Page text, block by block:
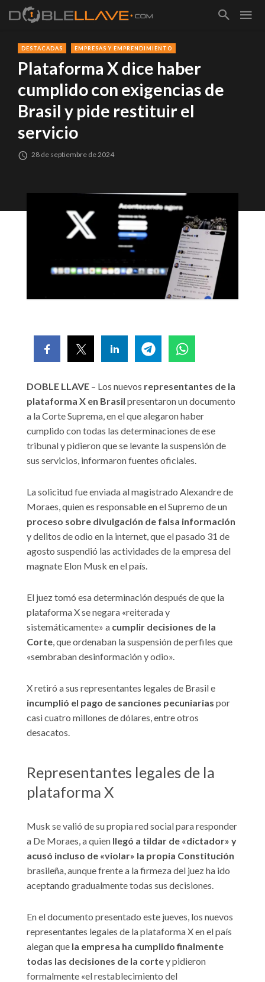
DESTACADAS EMPRESAS Y EMPRENDIMIENTO
Plataforma X dice haber
cumplido con exigencias de
Brasil y pide restituir el
servicio
28 de septiembre de 2024
DOBLE LLAVE – Los nuevos representantes de la
plataforma X en Brasil presentaron un documento
a la Corte Suprema, en el que alegaron haber
cumplido con todas las determinaciones de ese
tribunal y pidieron que se levante la suspensión de
sus servicios, informaron fuentes oficiales.
La solicitud fue enviada al magistrado Alexandre de
Moraes, quien es responsable en el Supremo de un
proceso sobre divulgación de falsa información
y delitos de odio en la internet, que el pasado 31 de
agosto suspendió las actividades de la empresa del
magnate Elon Musk en el país.
El juez tomó esa determinación después de que la
plataforma X se negara «reiterada y
sistemáticamente» a cumplir decisiones de la
Corte, que ordenaban la suspensión de perfiles que
«sembraban desinformación y odio».
X retiró a sus representantes legales de Brasil e
incumplió el pago de sanciones pecuniarias por
casi cuatro millones de dólares, entre otros
desacatos.
Representantes legales de la
plataforma X
Musk se valió de su propia red social para responder
a De Moraes, a quien llegó a tildar de «dictador» y
acusó incluso de «violar» la propia Constitución
brasileña, aunque frente a la firmeza del juez ha ido
aceptando gradualmente todas sus decisiones.
En el documento presentado este jueves, los nuevos
representantes legales de la plataforma X en el país
alegan que la empresa ha cumplido finalmente
todas las decisiones de la cortey pidieron
formalmente «el restablecimiento del